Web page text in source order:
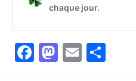
Facebook
Mastodon
Email